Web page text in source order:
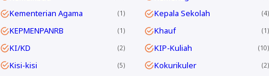
Kementerian Agama 1 Kepala Sekolah 4
KEPMENPANRB 1 Khauf 1
KI/KD 2 KIP-Kuliah 10
Kisi-kisi 5 Kokurikuler 2